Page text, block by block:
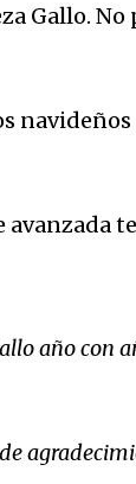
Gallo.
navideños
avanzada
año con